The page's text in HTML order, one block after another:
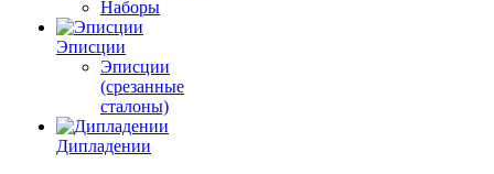
Наборы
Эписции
Эписции
(срезанные
сталоны)
Дипладении